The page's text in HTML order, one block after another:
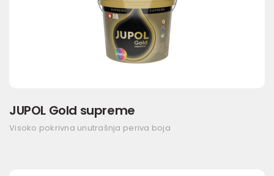
JUPOL Gold supreme
Visoko pokrivna unutrašnja periva boja